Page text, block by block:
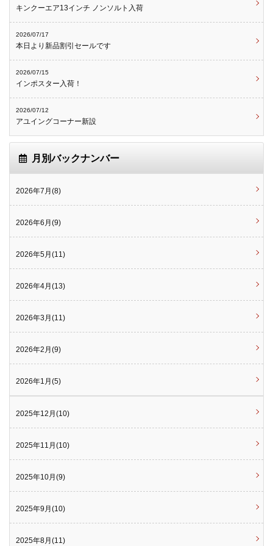
キンクーエア13インチ ノンソルト入荷
2026/07/17
本日より新品割引セールです
2026/07/15
インポスター入荷！
2026/07/12
アユイングコーナー新設
月別バックナンバー
2026年7月(8)
2026年6月(9)
2026年5月(11)
2026年4月(13)
2026年3月(11)
2026年2月(9)
2026年1月(5)
2025年12月(10)
2025年11月(10)
2025年10月(9)
2025年9月(10)
2025年8月(11)